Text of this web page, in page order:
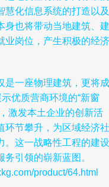
慧化信息系统的打造以及
身也将带动当地建筑、建
业岗位，产生积极的经济
是一座物理建筑，更将成
优质营商环境的“新窗
激发本土企业的创新活
环节攀升，为区域经济社
。这一战略性工程的建设
引领的崭新蓝图。
product/64.html